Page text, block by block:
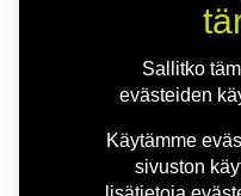
Sallitko
evästeiden
Käytämme
sivuston